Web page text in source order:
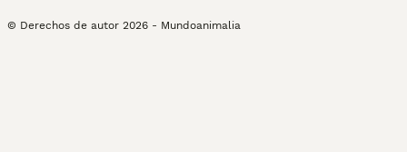
© Derechos de autor 2026 - Mundoanimalia